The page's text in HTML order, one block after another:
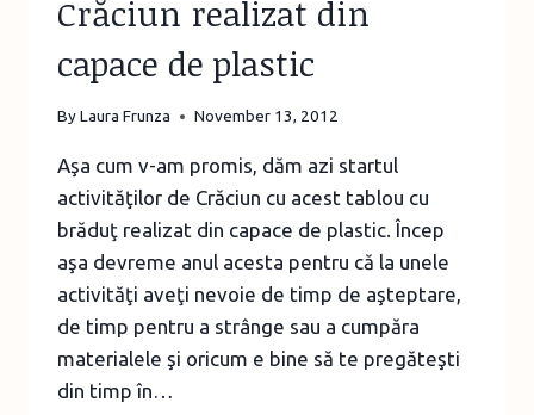
Crăciun realizat din
capace de plastic
ByLaura Frunza November 13, 2012
Aşa cum v-am promis, dăm azi startul
activităţilor de Crăciun cu acest tablou cu
brăduţ realizat din capace de plastic. Încep
aşa devreme anul acesta pentru că la unele
activităţi aveţi nevoie de timp de aşteptare,
de timp pentru a strânge sau a cumpăra
materialele şi oricum e bine să te pregăteşti
din timp în…